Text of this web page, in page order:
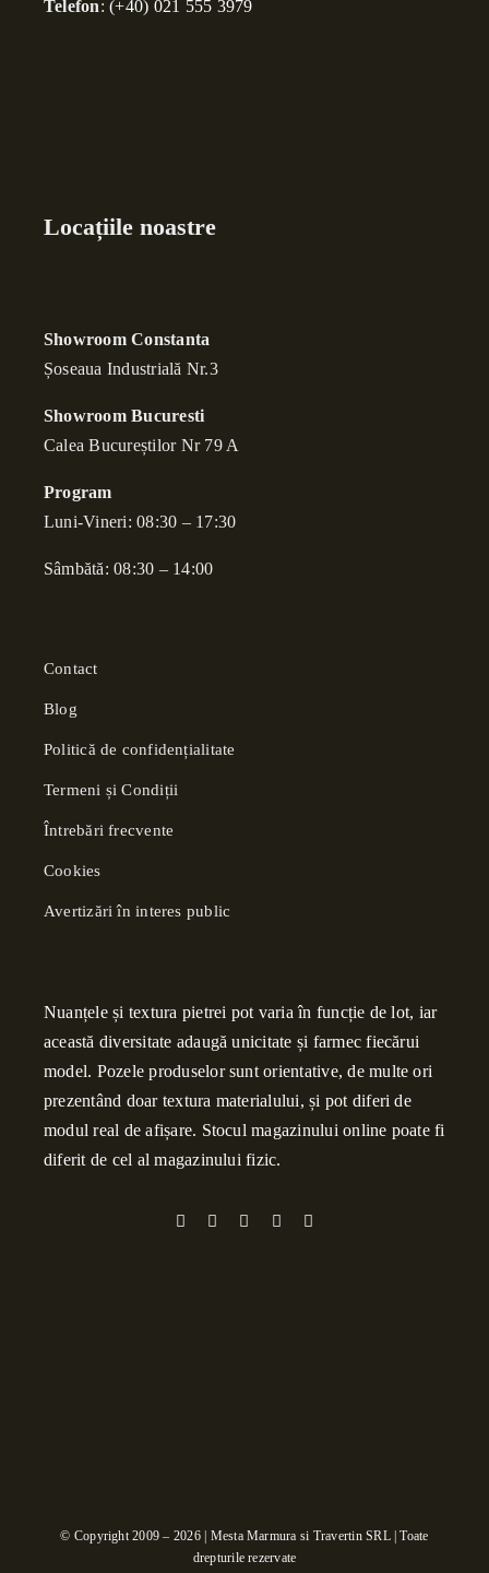
Telefon:(+40) 021 555 3979
Locațiile noastre
Showroom Constanta
Șoseaua Industrială Nr.3
Showroom Bucuresti
Calea Bucureștilor Nr 79 A
Program
Luni-Vineri: 08:30 – 17:30
Sâmbătă: 08:30 – 14:00
Contact
Blog
Politică de confidențialitate
Termeni și Condiții
Întrebări frecvente
Cookies
Avertizări în interes public
Nuanțele și textura pietrei pot varia în funcție de lot, iar
această diversitate adaugă unicitate și farmec fiecărui
model. Pozele produselor sunt orientative, de multe ori
prezentând doar textura materialului, și pot diferi de
modul real de afișare. Stocul magazinului online poate fi
diferit de cel al magazinului fizic.
© Copyright 2009 – 2026 | Mesta Marmura si Travertin SRL | Toate
drepturile rezervate